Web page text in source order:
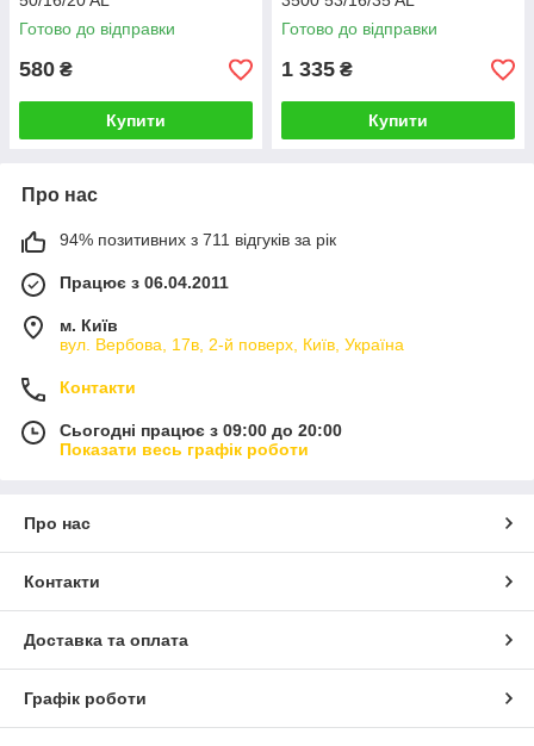
Готово до відправки
580 ₴
Купити
Готово до відправки
1 335 ₴
Купити
Про нас
94% позитивних з 711 відгуків за рік
Працює з 06.04.2011
м. Київ
вул. Вербова, 17в, 2-й поверх, Київ, Україна
Контакти
Сьогодні працює з 09:00 до 20:00
Показати весь графік роботи
Про нас
Контакти
Доставка та оплата
Графік роботи